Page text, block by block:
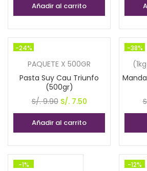
era:
Añadir al carrito
-24%
PAQUETE X 500GR
Pasta Suy Cau Triunfo
(500gr)
S/.9.90 El
precio
original
S/. 9.90.
S/.7.50El
precio
Añadir al carrito
-38%
-1% -12%